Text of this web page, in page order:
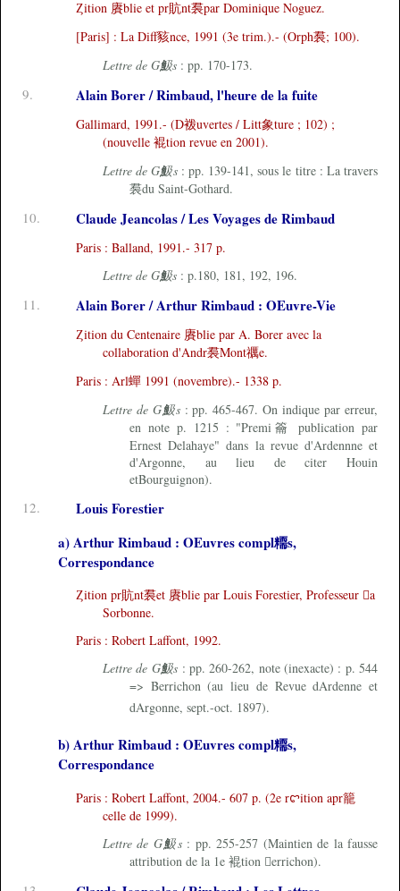
Ȥition 賡blie et pr貥nt裠par Dominique Noguez.
[Paris] : La Diff豥nce, 1991 (3e trim.).- (Orph裠; 100).
Lettre de G魥s : pp. 170-173.
9. Alain Borer / Rimbaud, l'heure de la fuite
Gallimard, 1991.- (D袯uvertes / Litt象ture ; 102) ;
(nouvelle 裩tion revue en 2001).
Lettre de G魥s: pp. 139-141, sous le titre : La travers
裠du Saint-Gothard.
10. Claude Jeancolas / Les Voyages de Rimbaud
Paris : Balland, 1991.- 317 p.
Lettre de G魥s : p.180, 181, 192, 196.
11. Alain Borer / Arthur Rimbaud : OEuvre-Vie
Ȥition du Centenaire 賡blie par A. Borer avec la
collaboration d'Andr裠Mont禲e.
Paris : Arl蟬 1991 (novembre).- 1338 p.
Lettre de G魥s: pp. 465-467. On indique par erreur,
en note p. 1215 : "Premi籥 publication par
Ernest Delahaye" dans la revue d'Ardennne et
d'Argonne, au lieu de citer Houin
etBourguignon).
12.
Louis Forestier
a) Arthur Rimbaud : OEuvres compl糥s,
Correspondance
Ȥition pr貥nt裠et 賡blie par Louis Forestier, Professeur a
Sorbonne.
Paris : Robert Laffont, 1992.
Lettre de G魥s : pp. 260-262, note (inexacte) : p. 544
=> Berrichon (au lieu de Revue dArdenne et
dArgonne, sept.-oct. 1897).
b) Arthur Rimbaud : OEuvres compl糥s,
Correspondance
Paris : Robert Laffont, 2004.- 607 p. (2e rꨤition apr籠
celle de 1999).
Lettre de G魥s: pp. 255-257 (Maintien de la fausse
attribution de la 1e 裩tion errichon).